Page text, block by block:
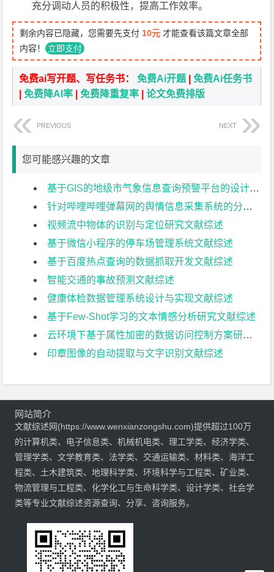
充分调动人员的积极性，提高工作效率。
剩余内容已隐藏，您需要先支付 10元 才能查看该篇文章全部
内容！ 立即支付
免费ai写开题、写任务书：免费Ai开题 |免费Ai任务书
|免费降AI率 |免费降重复率 |论文免费排版
PREVIOUS NEXT
您可能感兴趣的文章
基于GIS的地级市气象信息查询预警平台的设计与实现文献综述
针对哔哩哔哩弹幕网的舆情信息采集系统的分析与设计文献综述
视频流中物体的识别与定位研究文献综述
基于微信小程序的停车场管理系统文献综述
基于百度热点查询的数据抓取开发文献综述
智能交通的事故预测文献综述
健康体检数据管理系统设计与实现文献综述
基于Few-Shot学习的文本情感分析研究文献综述
云环境下基于属性加密的数据访问控制方案研究文献综述
印章图像的自动提取与文字识别文献综述
网站简介
文献综述网(https://www.wenxianzongshu.com)提供超过100万
的计算机类、电子信息类、机械机电类、理工学类、经济学类、
管理学类、文学教育类、法学类、交通运输类、材料类、海洋工
程类、土木建筑类、地理科学类、环境科学与工程类、矿业类、
物流管理与工程类、化学化工与生命科学类、设计学类、社会学
类等专业文献综述资源查询、分享、咨询服务。